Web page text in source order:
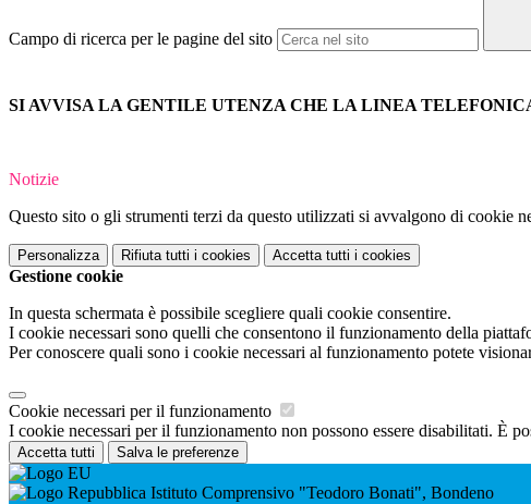
Campo di ricerca per le pagine del sito
SI AVVISA LA GENTILE UTENZA CHE LA LINEA
Notizie
Questo sito o gli strumenti terzi da questo utilizzati si avvalgono di cookie
Personalizza Rifiuta tutti i cookies Accetta tutti i cookies
Gestione cookie
In questa schermata è possibile scegliere quali cookie consentire.
I cookie necessari sono quelli che consentono il funzionamento della
Per conoscere quali sono i cookie necessari al funzionamento potete
Cookie necessari per il funzionamento
I cookie necessari per il funzionamento non possono essere disabilitati. È
Accetta tutti Salva le preferenze
Istituto Comprensivo "Teodoro Bonati", Bondeno